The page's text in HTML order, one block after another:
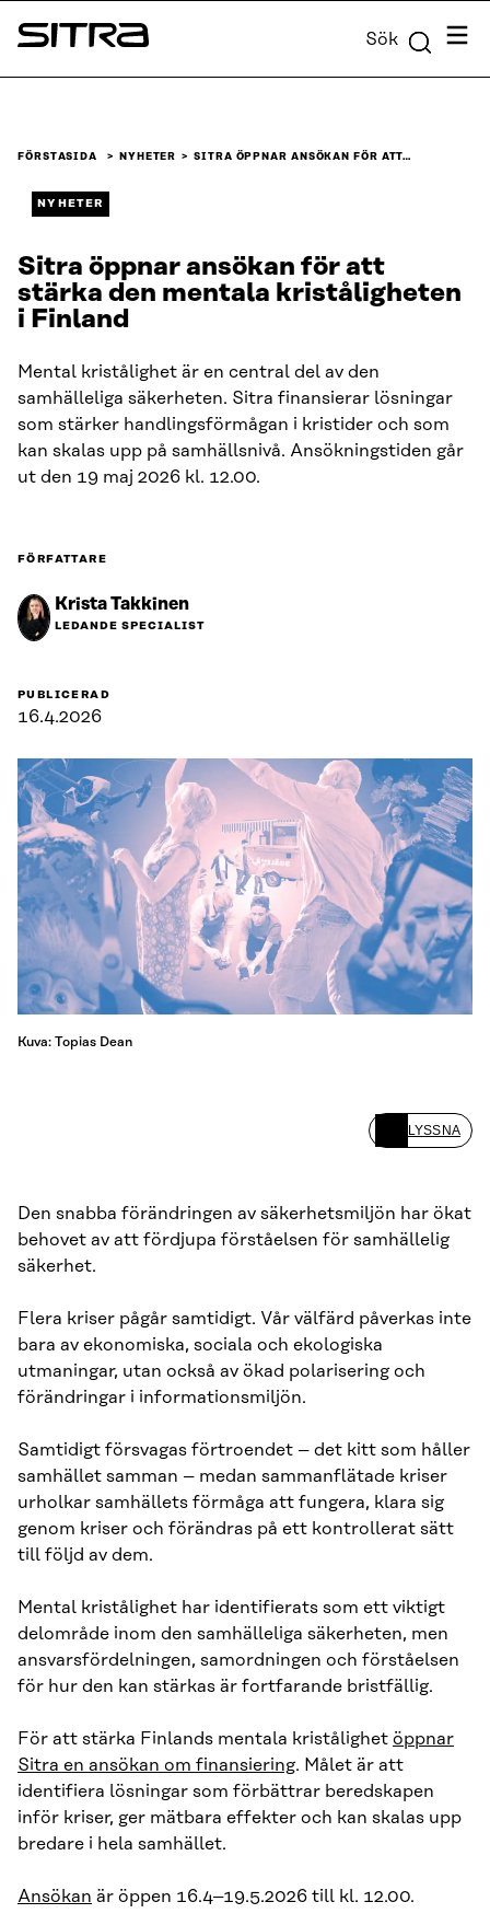
Skip to
content
Sitra Sök Meny
FÖRSTASIDA NYHETER SITRA ÖPPNAR ANSÖKAN FÖR ATT…
NYHETER
Sitra öppnar ansökan för att
stärka den mentala kriståligheten
i Finland
Mental kristålighet är en central del av den
samhälleliga säkerheten. Sitra finansierar lösningar
som stärker handlingsförmågan i kristider och som
kan skalas upp på samhällsnivå. Ansökningstiden går
ut den 19 maj 2026 kl. 12.00.
FÖRFATTARE
Krista Takkinen
LEDANDE SPECIALIST
PUBLICERAD
16.4.2026
Kuva: Topias Dean
LYSSNA
Den snabba förändringen av säkerhetsmiljön har ökat
behovet av att fördjupa förståelsen för samhällelig
säkerhet.
Flera kriser pågår samtidigt. Vår välfärd påverkas inte
bara av ekonomiska, sociala och ekologiska
utmaningar, utan också av ökad polarisering och
förändringar i informationsmiljön.
Samtidigt försvagas förtroendet – det kitt som håller
samhället samman – medan sammanflätade kriser
urholkar samhällets förmåga att fungera, klara sig
genom kriser och förändras på ett kontrollerat sätt
till följd av dem.
Mental kristålighet har identifierats som ett viktigt
delområde inom den samhälleliga säkerheten, men
ansvarsfördelningen, samordningen och förståelsen
för hur den kan stärkas är fortfarande bristfällig.
För att stärka Finlands mentala kristålighet öppnar
Sitra en ansökan om finansiering. Målet är att
identifiera lösningar som förbättrar beredskapen
inför kriser, ger mätbara effekter och kan skalas upp
bredare i hela samhället.
Ansökan är öppen 16.4–19.5.2026 till kl. 12.00.